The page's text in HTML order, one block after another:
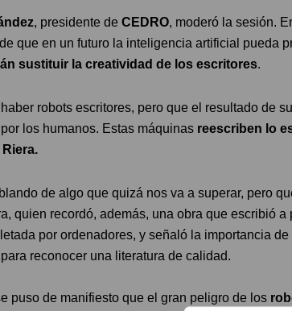
, presidente de CEDRO, moderó la sesión.
que en un futuro la inteligencia artificial pueda
sustituir la creatividad de los escritores.
haber robots escritores, pero que el resultado de
los humanos. Estas máquinas reescriben lo
de algo que quizá nos va a superar, pero
quien recordó, además, una obra que escribió a
por ordenadores, y señaló la importancia
reconocer una literatura de calidad.
puso de manifiesto que el gran peligro de los